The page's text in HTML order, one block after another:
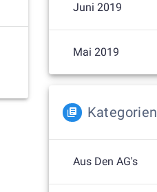
Juni 2019
Mai 2019
Kategorien
Aus Den AG's